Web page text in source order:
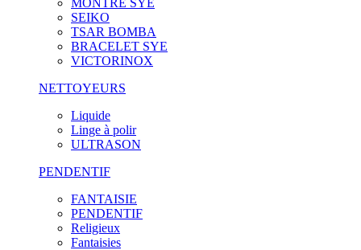
MONTRE SYE
SEIKO
TSAR BOMBA
BRACELET SYE
VICTORINOX
NETTOYEURS
Liquide
Linge à polir
ULTRASON
PENDENTIF
FANTAISIE
PENDENTIF
Religieux
Fantaisies